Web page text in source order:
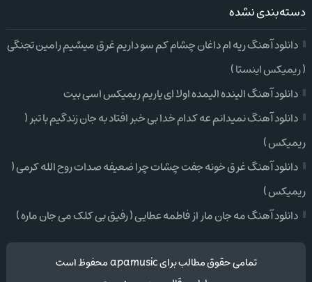
دسته‌بندی نشده
دانلود آهنگ ریه ام داغان چشام کم سو داریم غرق میشیم رامین تجنگی
( ریمیکس اینستا )
دانلود آهنگ الینده الیمده اولا ای یاریم ریمیکس اسی بیت
دانلود آهنگ نمیدانم عه کدام خدا بی خبر افتاد به جان زندگیم با تبر (
ریمیکس )
دانلود آهنگ غرق خونه جفت چشات چرا ضعیفه صدات روح الله کرمی (
ریمیکس )
دانلود آهنگ مه جان مار از فاطمه عطایی ( رفیق بی کلک می جان ماره )
تمامی حقوق مطالب برای apamusic محفوظ است